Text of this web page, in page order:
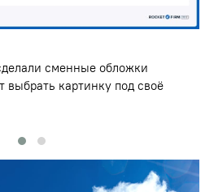
сменные обложки
картинку под своё